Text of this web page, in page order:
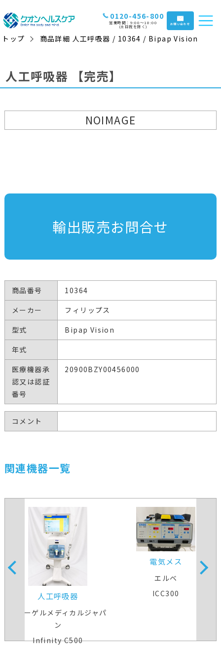
0120-456-800
営業時間：9:00〜18:00
(土日祝を除く) お問い合わせ
トップ 商品詳細 人工呼吸器 / 10364 / Bipap Vision
人工呼吸器 【完売】
NOIMAGE
輸出販売お問合せ
商品番号
10364
メーカー
フィリップス
型式
Bipap Vision
年式
医療機器承
認又は認証
番号
20900BZY00456000
コメント
関連機器一覧
人工呼吸器
ドレーゲルメディカルジャパ
ン
Infinity C500
電気メス
エルベ
ICC300